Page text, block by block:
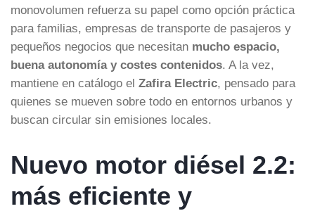
monovolumen refuerza su papel como opción práctica
para familias, empresas de transporte de pasajeros y
pequeños negocios que necesitan mucho espacio,
buena autonomía y costes contenidos. A la vez,
mantiene en catálogo el Zafira Electric, pensado para
quienes se mueven sobre todo en entornos urbanos y
buscan circular sin emisiones locales.
Nuevo motor diésel 2.2:
más eficiente y